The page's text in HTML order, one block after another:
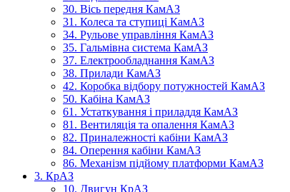
30. Вісь передня КамАЗ
31. Колеса та ступиці КамАЗ
34. Рульове управління КамАЗ
35. Гальмівна система КамАЗ
37. Електрообладнання КамАЗ
38. Прилади КамАЗ
42. Коробка відбору потужностей КамАЗ
50. Кабіна КамАЗ
61. Устаткування і приладдя КамАЗ
81. Вентиляція та опалення КамАЗ
82. Приналежності кабіни КамАЗ
84. Оперення кабіни КамАЗ
86. Механізм підйому платформи КамАЗ
3. КрАЗ
10. Двигун КрАЗ